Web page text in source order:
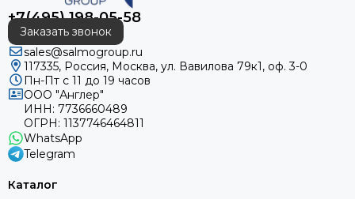
+7(495) 198-05-58
Заказать звонок
sales@salmogroup.ru
117335, Россия, Москва, ул. Вавилова 79к1, оф. 3-0
Пн-Пт с 11 до 19 часов
ООО "Англер"
ИНН: 7736660489
ОГРН: 1137746464811
WhatsApp
Telegram
Каталог